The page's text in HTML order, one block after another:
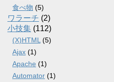
食べ物 (5)
ワラーチ (2)
小技集 (112)
(X)HTML (5)
Ajax (1)
Apache (1)
Automator (1)